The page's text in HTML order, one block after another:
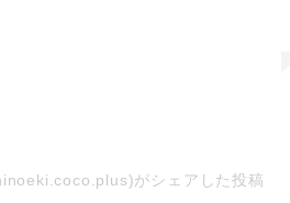
がシェアした投稿